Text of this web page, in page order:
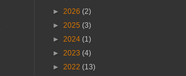
► 2026 (2)
► 2025 (3)
► 2024 (1)
► 2023 (4)
► 2022 (13)